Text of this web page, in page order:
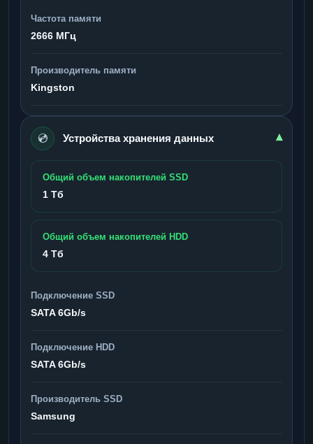
Частота памяти
2666 МГц
Производитель памяти
Kingston
💿 Устройства хранения данных ▾
Общий объем накопителей SSD
1 Тб
Общий объем накопителей HDD
4 Тб
Подключение SSD
SATA 6Gb/s
Подключение HDD
SATA 6Gb/s
Производитель SSD
Samsung